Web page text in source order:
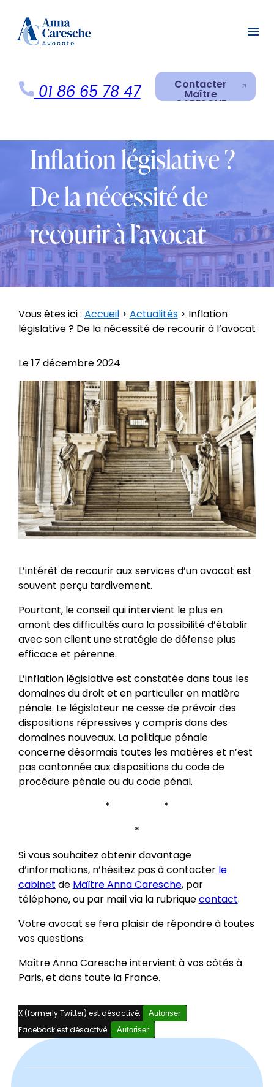
menu
01 86 65 78 47 Contacter
Maître
CARESCHE
Contacter
Inflation législative ?
De la nécessité de
recourir à l’avocat
Vous êtes ici : Accueil> Actualités> Inflation
législative ? De la nécessité de recourir à l’avocat
Le17 décembre 2024
L’intérêt de recourir aux services d’un avocat est
souvent perçu tardivement.
Pourtant, le conseil qui intervient le plus en
amont des difficultés aura la possibilité d’établir
avec son client une stratégie de défense plus
efficace et pérenne.
L’inflation législative est constatée dans tous les
domaines du droit et en particulier en matière
pénale. Le législateur ne cesse de prévoir des
dispositions répressives y compris dans des
domaines nouveaux. La politique pénale
concerne désormais toutes les matières et n’est
pas cantonnée aux dispositions du code de
procédure pénale ou du code pénal.
* *
*
Si vous souhaitez obtenir davantage
d’informations, n’hésitez pas à contacter le
cabinet de Maître Anna Caresche, par
téléphone, ou par mail via la rubriquecontact.
Votre avocat se fera plaisir de répondre à toutes
vos questions.
Maître Anna Caresche intervient à vos côtés à
Paris, et dans toute la France.
X (formerly Twitter) est désactivé. Autoriser
Facebook est désactivé. Autoriser